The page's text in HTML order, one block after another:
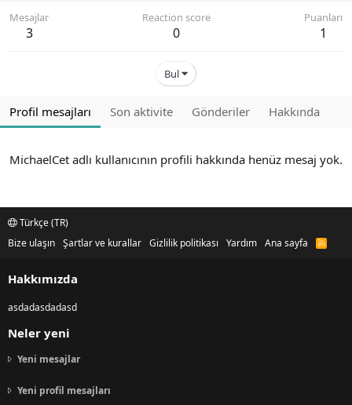
Mesajlar
3
Reaction score
0
Puanları
1
Bul
Profil mesajları Son aktivite Gönderiler Hakkında
MichaelCet adlı kullanıcının profili hakkında henüz mesaj yok.
Türkçe (TR)
Bize ulaşın Şartlar ve kurallar Gizlilik politikası Yardım Ana sayfa
R
Hakkımızda
asdadasdadasd
Neler yeni
Yeni mesajlar
Yeni profil mesajları